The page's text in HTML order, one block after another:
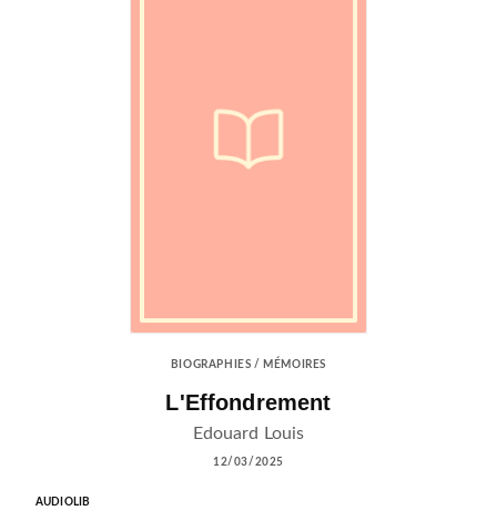
BIOGRAPHIES / MÉMOIRES
L'Effondrement
Edouard Louis
12/03/2025
AUDIOLIB